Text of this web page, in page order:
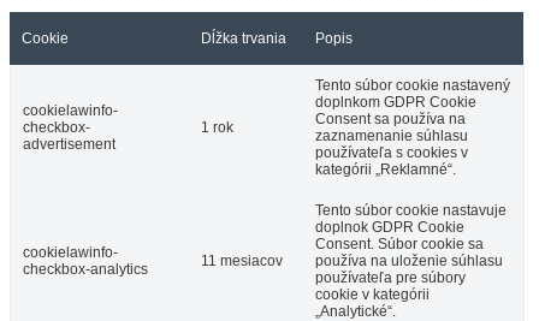
Cookie Dĺžka trvania Popis
cookielawinfo-
checkbox-
advertisement
1 rok
Tento súbor cookie nastavený
doplnkom GDPR Cookie
Consent sa používa na
zaznamenanie súhlasu
používateľa s cookies v
kategórii „Reklamné“.
cookielawinfo-
checkbox-analytics
11 mesiacov
Tento súbor cookie nastavuje
doplnok GDPR Cookie
Consent. Súbor cookie sa
používa na uloženie súhlasu
používateľa pre súbory
cookie v kategórii
„Analytické“.